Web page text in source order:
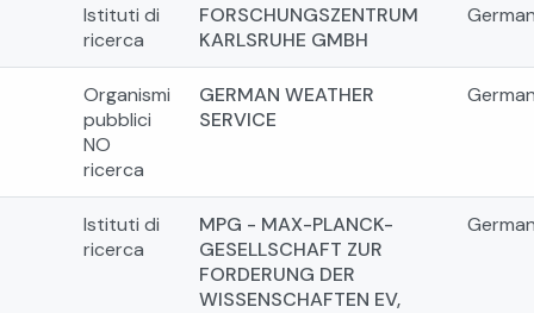
Istituti di
ricerca
FORSCHUNGSZENTRUM
KARLSRUHE GMBH
Organismi
pubblici
NO
ricerca
GERMAN WEATHER
SERVICE
Istituti di
ricerca
MPG - MAX-PLANCK-
GESELLSCHAFT ZUR
FORDERUNG DER
WISSENSCHAFTEN EV,